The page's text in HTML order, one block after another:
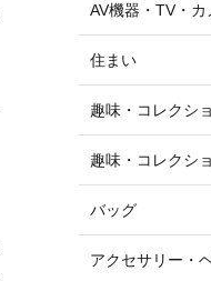
AV機器・TV・カ
住まい
趣味・コレクシ
趣味・コレクシ
バッグ
アクセサリー・